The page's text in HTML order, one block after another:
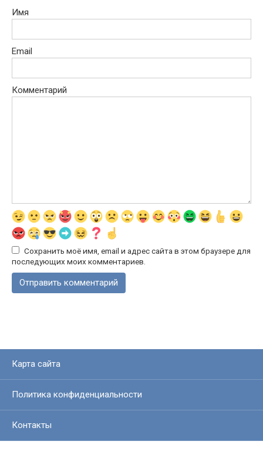
Имя
Email
Комментарий
Сохранить моё имя, email и адрес сайта в этом браузере для
последующих моих комментариев.
Карта сайта
Политика конфиденциальности
Контакты